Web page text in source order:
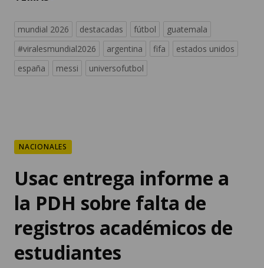
mundial 2026 destacadas fútbol
guatemala
#viralesmundial2026
argentina fifa
estados unidos
españa
messi universofutbol
NACIONALES
Usac entrega informe a
la PDH sobre falta de
registros académicos de
estudiantes